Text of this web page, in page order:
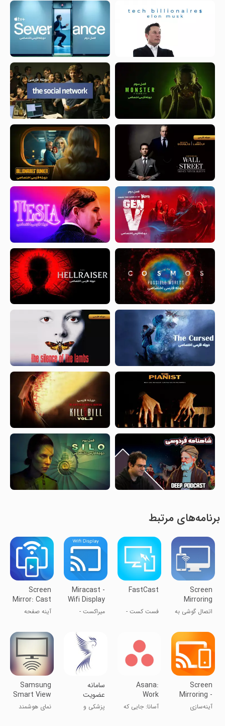
برنامه‌های مرتبط
Screen
Mirroring
Cast to TV
اتصال گوشی به
FastCast
فست کست -
تلویزیون
Miracast -
Wifi Display
میراکست -
Screen
Mirror: Cast
to TV
آینه صفحه
به تلویزیون
Screen
Mirroring -
Miracast
آینه‌سازی
Asana:
Work
Management
آسانا: جایی که
سامانه
عضویت
صدور شماره
نظام پزشکی
پزشکی و
Samsung
Smart View
نمای هوشمند